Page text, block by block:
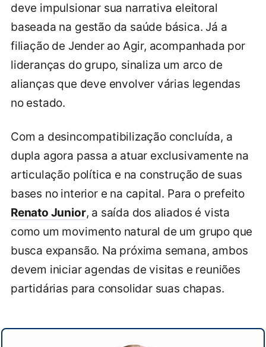
deve impulsionar sua narrativa eleitoral
baseada na gestão da saúde básica. Já a
filiação de Jender ao Agir, acompanhada por
lideranças do grupo, sinaliza um arco de
alianças que deve envolver várias legendas
no estado.
Com a desincompatibilização concluída, a
dupla agora passa a atuar exclusivamente na
articulação política e na construção de suas
bases no interior e na capital. Para o prefeito
Renato Junior, a saída dos aliados é vista
como um movimento natural de um grupo que
busca expansão. Na próxima semana, ambos
devem iniciar agendas de visitas e reuniões
partidárias para consolidar suas chapas.